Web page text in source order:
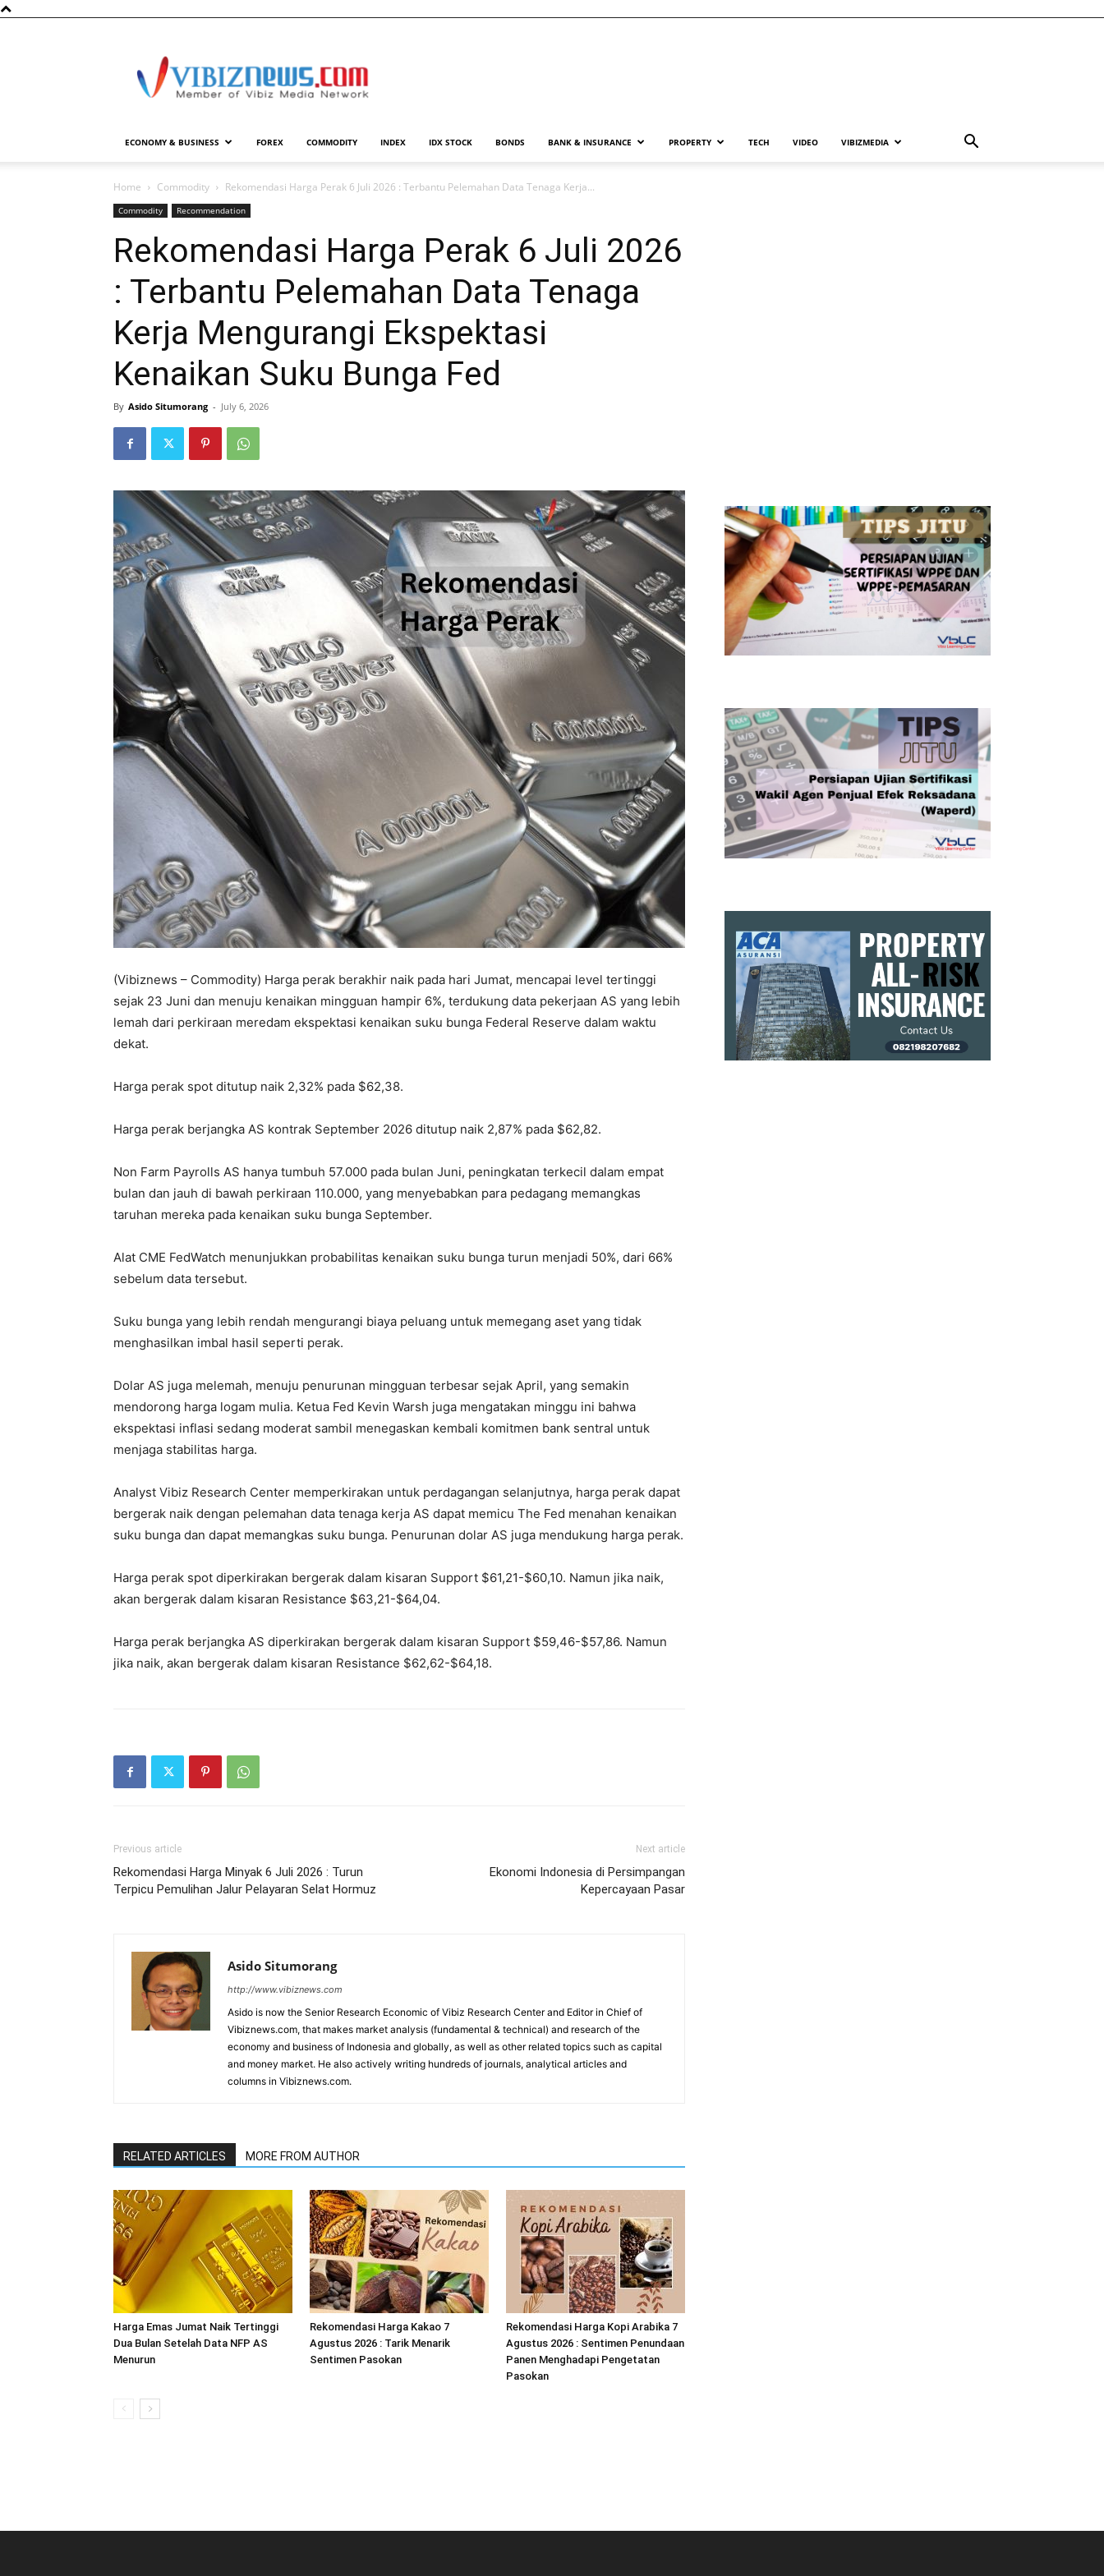
ECONOMY & BUSINESS FOREX COMMODITY INDEX IDX STOCK BONDS BANK & INSURANCE PROPERTY TECH VIDEO VIBIZMEDIA
Home Commodity Rekomendasi Harga Perak 6 Juli 2026 : Terbantu Pelemahan Data Tenaga Kerja...
Commodity Recommendation
Rekomendasi Harga Perak 6 Juli 2026
: Terbantu Pelemahan Data Tenaga
Kerja Mengurangi Ekspektasi
Kenaikan Suku Bunga Fed
By Asido Situmorang - July 6, 2026
(Vibiznews – Commodity) Harga perak berakhir naik pada hari Jumat, mencapai level tertinggi
sejak 23 Juni dan menuju kenaikan mingguan hampir 6%, terdukung data pekerjaan AS yang lebih
lemah dari perkiraan meredam ekspektasi kenaikan suku bunga Federal Reserve dalam waktu
dekat.
Harga perak spot ditutup naik 2,32% pada $62,38.
Harga perak berjangka AS kontrak September 2026 ditutup naik 2,87% pada $62,82.
Non Farm Payrolls AS hanya tumbuh 57.000 pada bulan Juni, peningkatan terkecil dalam empat
bulan dan jauh di bawah perkiraan 110.000, yang menyebabkan para pedagang memangkas
taruhan mereka pada kenaikan suku bunga September.
Alat CME FedWatch menunjukkan probabilitas kenaikan suku bunga turun menjadi 50%, dari 66%
sebelum data tersebut.
Suku bunga yang lebih rendah mengurangi biaya peluang untuk memegang aset yang tidak
menghasilkan imbal hasil seperti perak.
Dolar AS juga melemah, menuju penurunan mingguan terbesar sejak April, yang semakin
mendorong harga logam mulia. Ketua Fed Kevin Warsh juga mengatakan minggu ini bahwa
ekspektasi inflasi sedang moderat sambil menegaskan kembali komitmen bank sentral untuk
menjaga stabilitas harga.
Analyst Vibiz Research Center memperkirakan untuk perdagangan selanjutnya, harga perak dapat
bergerak naik dengan pelemahan data tenaga kerja AS dapat memicu The Fed menahan kenaikan
suku bunga dan dapat memangkas suku bunga. Penurunan dolar AS juga mendukung harga perak.
Harga perak spot diperkirakan bergerak dalam kisaran Support $61,21-$60,10. Namun jika naik,
akan bergerak dalam kisaran Resistance $63,21-$64,04.
Harga perak berjangka AS diperkirakan bergerak dalam kisaran Support $59,46-$57,86. Namun
jika naik, akan bergerak dalam kisaran Resistance $62,62-$64,18.
Previous article
Rekomendasi Harga Minyak 6 Juli 2026 : Turun
Terpicu Pemulihan Jalur Pelayaran Selat Hormuz
Next article
Ekonomi Indonesia di Persimpangan
Kepercayaan Pasar
Asido Situmorang
http://www.vibiznews.com
Asido is now the Senior Research Economic of Vibiz Research Center and Editor in Chief of
Vibiznews.com, that makes market analysis (fundamental & technical) and research of the
economy and business of Indonesia and globally, as well as other related topics such as capital
and money market. He also actively writing hundreds of journals, analytical articles and
columns in Vibiznews.com.
RELATED ARTICLES MORE FROM AUTHOR
Harga Emas Jumat Naik Tertinggi
Dua Bulan Setelah Data NFP AS
Menurun
Rekomendasi Harga Kakao 7
Agustus 2026 : Tarik Menarik
Sentimen Pasokan
Rekomendasi Harga Kopi Arabika 7
Agustus 2026 : Sentimen Penundaan
Panen Menghadapi Pengetatan
Pasokan